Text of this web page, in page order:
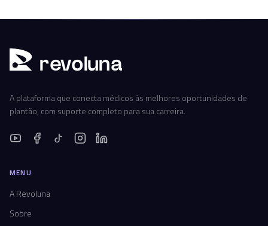
revoluna
A plataforma que conecta médicos às melhores oportunidades de
plantão, com suporte completo para sua carreira.
MENU
A Revoluna
Sobre